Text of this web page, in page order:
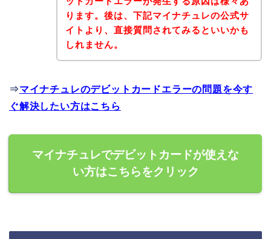
ります。後は、下記マイナチュレの公式サ
イトより、直接質問されてみるといいかも
しれません。
⇒マイナチュレのデビットカードエラーの問題を今す
ぐ解決したい方はこちら
マイナチュレでデビットカードが使えな
い方はこちらをクリック